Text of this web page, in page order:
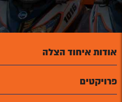
אודות איחוד הצלה
פרויקטים